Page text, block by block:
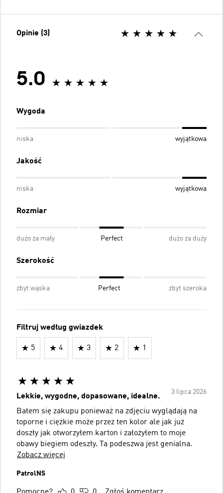
Opinie (3)
5.0
Wygoda
niska wyjątkowa
Jakość
niska wyjątkowa
Rozmiar
dużo za mały Perfect dużo za duży
Szerokość
zbyt wąska Perfect zbyt szeroka
Filtruj według gwiazdek
5 4 3 2 1
3 lipca 2026
Lekkie, wygodne, dopasowane, idealne.
Bałem się zakupu ponieważ na zdjęciu wyglądają na
toporne i ciężkie może przez ten kolor ale jak już
doszły jak otworzyłem karton i założyłem to moje
obawy biegiem odeszły. Ta podeszwa jest genialna.
Zobacz więcej
PatrolNS